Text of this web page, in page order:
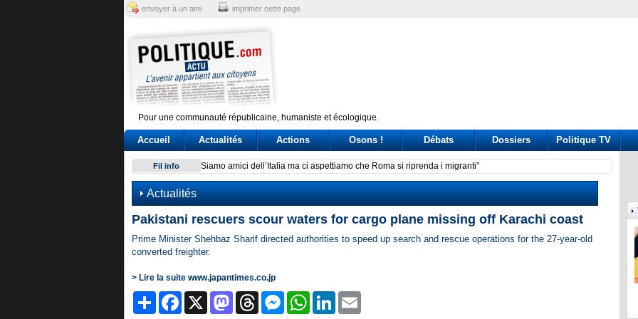
envoyer à un ami imprimer cette page
Pour une communauté républicaine, humaniste et écologique.
Accueil Actualités Actions Osons ! Débats Dossiers Politique TV
Fil info Seif:
Giuseppe Conte, un’«agenda» per la leadership (ma il caso Zampolli non si sgonfia)
Actualités
Pakistani rescuers scour waters for cargo plane missing off Karachi coast
Prime Minister Shehbaz Sharif directed authorities to speed up search and ​rescue operations for the 27-year-old
converted freighter.
> Lire la suite www.japantimes.co.jp
PartagerFacebook MastodonThreads MessengerWhatsAppLinkedIn